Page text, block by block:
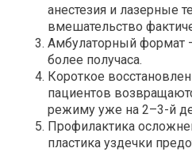
анестезия и лазерные
вмешательство
Амбулаторный формат
более получаса.
Короткое
пациентов
режиму уже на 2–3-й
Профилактика
пластика уздечки